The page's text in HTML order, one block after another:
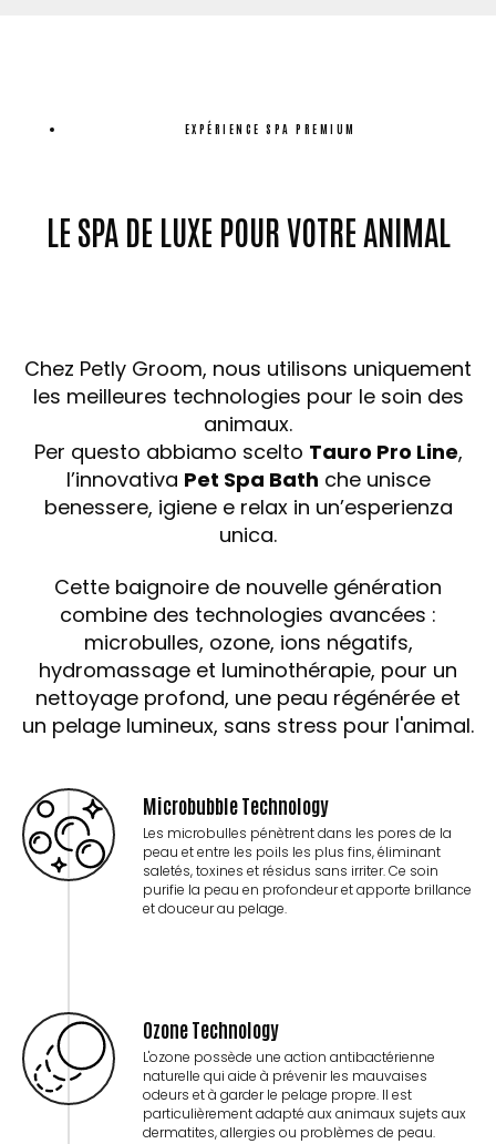
EXPÉRIENCE SPA PREMIUM
LE SPA DE LUXE POUR VOTRE ANIMAL
Chez Petly Groom, nous utilisons uniquement
les meilleures technologies pour le soin des
animaux.
Per questo abbiamo scelto Tauro Pro Line,
l’innovativa Pet Spa Bath che unisce
benessere, igiene e relax in un’esperienza
unica.
Cette baignoire de nouvelle génération
combine des technologies avancées :
microbulles, ozone, ions négatifs,
hydromassage et luminothérapie, pour un
nettoyage profond, une peau régénérée et
un pelage lumineux, sans stress pour l'animal.
Microbubble Technology
Les microbulles pénètrent dans les pores de la
peau et entre les poils les plus fins, éliminant
saletés, toxines et résidus sans irriter. Ce soin
purifie la peau en profondeur et apporte brillance
et douceur au pelage.
Ozone Technology
L'ozone possède une action antibactérienne
naturelle qui aide à prévenir les mauvaises
odeurs et à garder le pelage propre. Il est
particulièrement adapté aux animaux sujets aux
dermatites, allergies ou problèmes de peau.